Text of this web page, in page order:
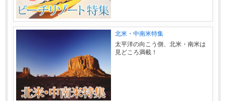
北米・中南米特集
太平洋の向こう側、北米・南米は
見どころ満載！